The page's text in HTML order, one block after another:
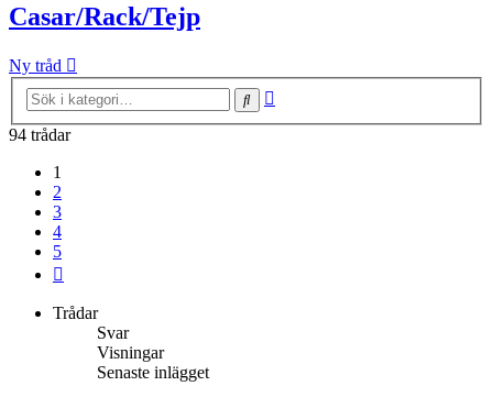
Casar/Rack/Tejp
Ny tråd
Sök
94 trådar
1
2
3
4
5
Trådar
Svar
Visningar
Senaste inlägget